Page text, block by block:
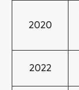
2020
2022